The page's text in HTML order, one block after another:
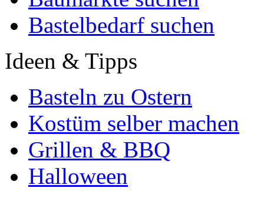
Bastelbedarf suchen
Ideen & Tipps
Basteln zu Ostern
Kostüm selber machen
Grillen & BBQ
Halloween